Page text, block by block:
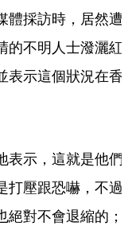
體採訪時，居然遭
的不明人士潑灑紅
表示這個狀況在香
表示，這就是他們
打壓跟恐嚇，不過
絕對不會退縮的；